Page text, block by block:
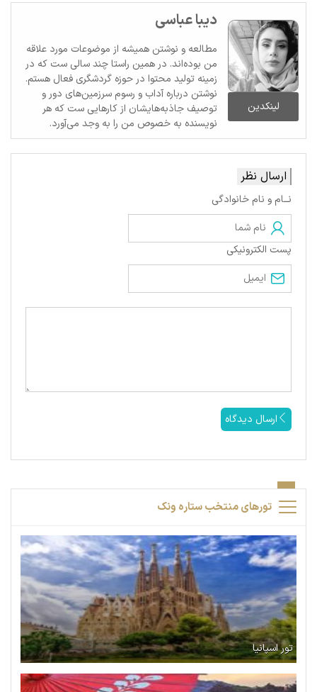
لینکدین
دیبا عباسی
مطالعه و نوشتن همیشه از موضوعات مورد علاقه
من بوده‌اند. در همین راستا چند سالی ست که در
زمینه تولید محتوا در حوزه گردشگری فعال هستم.
نوشتن درباره آداب و رسوم سرزمین‌های دور و
توصیف جاذبه‌هایشان از کارهایی ست که هر
نویسنده به خصوص من را به وجد می‌آورد.
ارسال نظر
نــام و نام خانوادگی
پست الکترونیکی
ارسال دیدگاه
تورهای منتخب ستاره ونک
تور اسپانیا